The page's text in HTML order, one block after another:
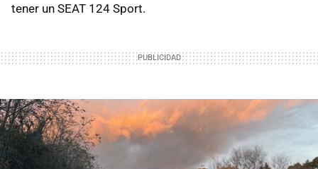
tener un SEAT 124 Sport.